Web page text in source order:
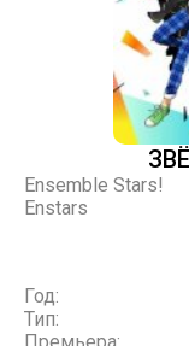
Ensemble Stars!
Enstars
Год:
Тип: